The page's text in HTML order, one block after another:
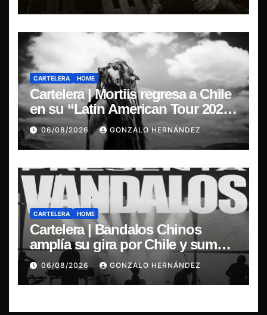
CARTELERA HOME
Cartelera | Mortiis regresa a Chile
en su “Latin American Tour 2026”
y exclusivo show en Sala RBX
06/08/2026 GONZALO HERNÁNDEZ
CARTELERA HOME
Cartelera | Bandalos Chinos
amplía su gira por Chile y suma
concierto en Concepción
06/08/2026 GONZALO HERNÁNDEZ